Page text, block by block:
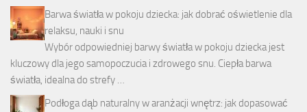
Barwa światła w pokoju dziecka: jak dobrać oświetlenie dla
relaksu, nauki i snu
Wybór odpowiedniej barwy światła w pokoju dziecka jest
kluczowy dla jego samopoczucia i zdrowego snu. Ciepła barwa
światła, idealna do strefy …
Podłoga dąb naturalny w aranżacji wnętrz: jak dopasować